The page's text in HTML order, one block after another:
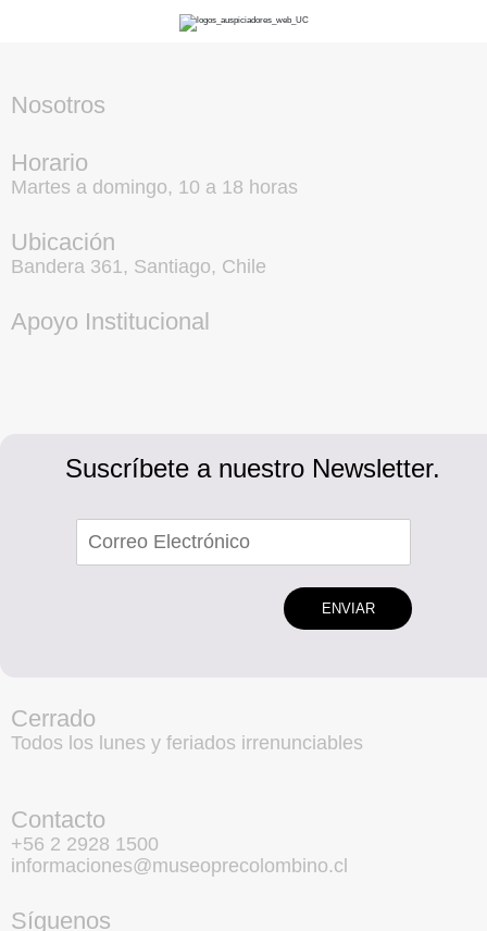
Nosotros
Horario
Martes a domingo, 10 a 18 horas
Ubicación
Bandera 361, Santiago, Chile
Apoyo Institucional
Suscríbete a nuestro Newsletter.
ENVIAR
Cerrado
Todos los lunes y feriados irrenunciables
Contacto
+56 2 2928 1500
informaciones@museoprecolombino.cl
Síguenos